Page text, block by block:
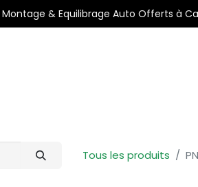
Montage & Equilibrage Auto Offerts à
Tous les produits